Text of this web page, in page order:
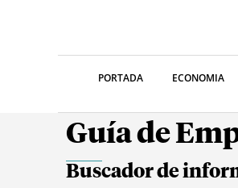
PORTADA ECONOMIA
Guía de
Buscador de